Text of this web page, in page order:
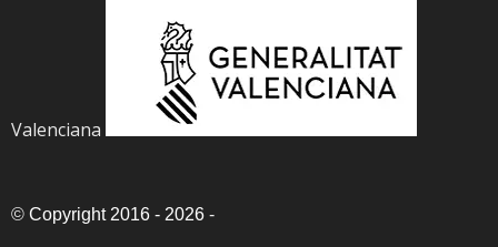
Valenciana
© Copyright 2016 - 2026 -